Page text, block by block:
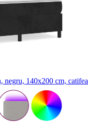
negru, 140x200 cm, catifea